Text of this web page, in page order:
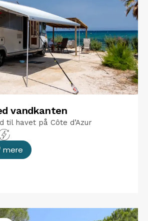
vandkanten
til havet på Côte d’Azur
mere